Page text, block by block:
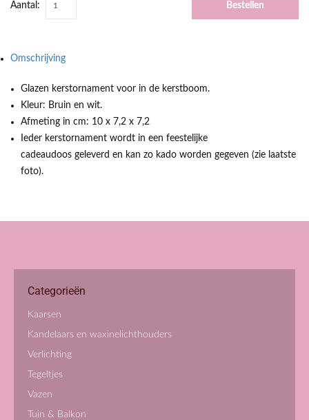
Aantal: Bestellen
Omschrijving
Glazen kerstornament voor in de kerstboom.
Kleur: Bruin en wit.
Afmeting in cm: 10 x 7,2 x 7,2
Ieder kerstornament wordt in een feestelijke
cadeaudoos geleverd en kan zo kado worden gegeven (zie laatste
foto).
Categorieën
Kaarsen
Kandelaars en waxinelichthouders
Verlichting
Tegeltjes
Vazen
Tuin & Balkon